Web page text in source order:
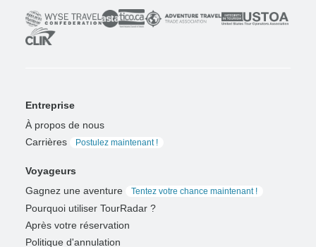
Entreprise
À propos de nous
Carrières
Postulez maintenant !
Voyageurs
Gagnez une aventure
Tentez votre chance maintenant !
Pourquoi utiliser TourRadar ?
Après votre réservation
Politique d'annulation